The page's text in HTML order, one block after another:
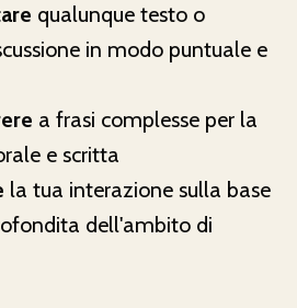
qualunque testo o
in modo puntuale e
a frasi complesse per la
e scritta
la tua interazione sulla base
dell'ambito di